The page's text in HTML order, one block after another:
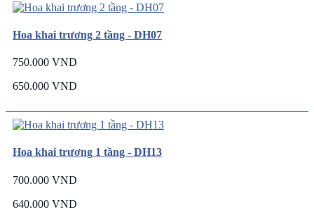
Hoa khai trương 2 tầng - DH07
750.000 VND
650.000 VND
Hoa khai trương 1 tầng - DH13
700.000 VND
640.000 VND